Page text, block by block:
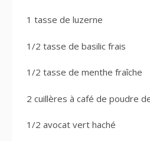
1 tasse de luzerne
1/2 tasse de basilic frais
1/2 tasse de menthe fraîche
2 cuillères à café de poudre
1/2 avocat vert haché